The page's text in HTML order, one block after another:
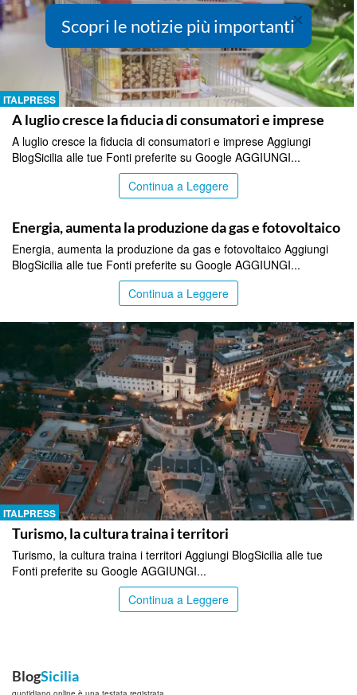
ITALPRESS
A luglio cresce la fiducia di consumatori e imprese
A luglio cresce la fiducia di consumatori e imprese Aggiungi
BlogSicilia alle tue Fonti preferite su Google AGGIUNGI...
Continua a Leggere
Energia, aumenta la produzione da gas e fotovoltaico
Energia, aumenta la produzione da gas e fotovoltaico Aggiungi
BlogSicilia alle tue Fonti preferite su Google AGGIUNGI...
Continua a Leggere
ITALPRESS
Turismo, la cultura traina i territori
Turismo, la cultura traina i territori Aggiungi BlogSicilia alle tue
Fonti preferite su Google AGGIUNGI...
Continua a Leggere
BlogSicilia
×
Scopri le notizie più importanti